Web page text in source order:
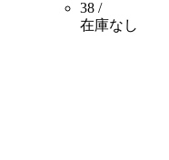
38 /
在庫なし